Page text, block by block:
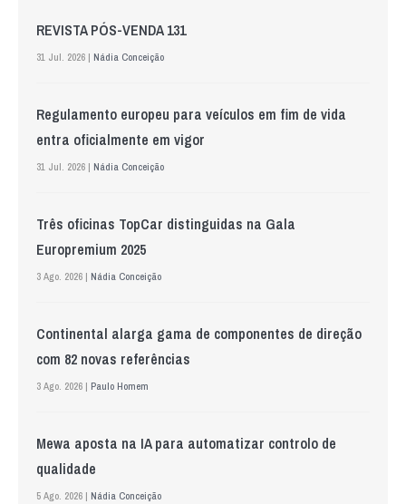
REVISTA PÓS-VENDA 131
31 Jul. 2026 | Nádia Conceição
Regulamento europeu para veículos em fim de vida
entra oficialmente em vigor
31 Jul. 2026 | Nádia Conceição
Três oficinas TopCar distinguidas na Gala
Europremium 2025
3 Ago. 2026 | Nádia Conceição
Continental alarga gama de componentes de direção
com 82 novas referências
3 Ago. 2026 | Paulo Homem
Mewa aposta na IA para automatizar controlo de
qualidade
5 Ago. 2026 | Nádia Conceição